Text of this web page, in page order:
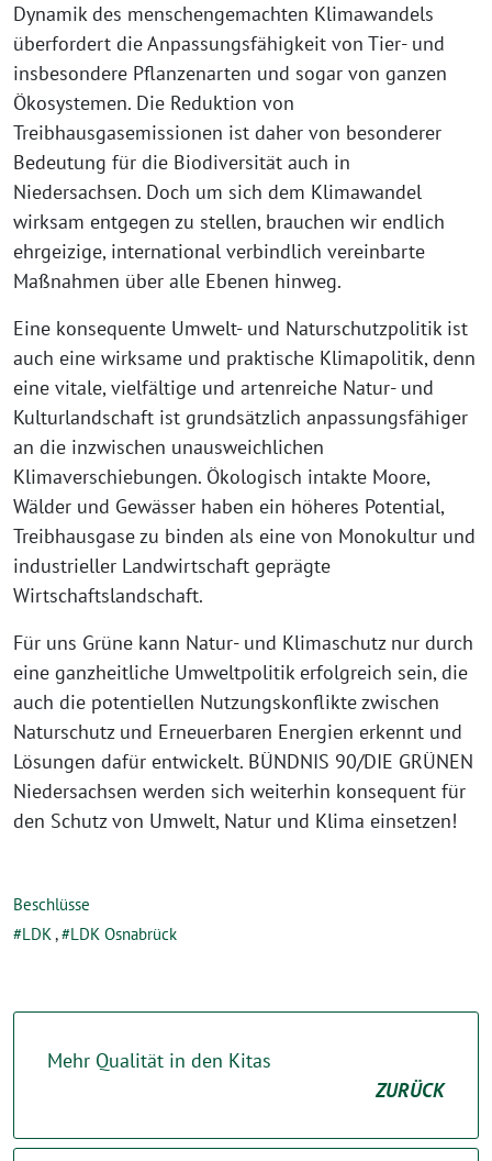
Dynamik des menschengemachten Klimawandels
überfordert die Anpassungsfähigkeit von Tier- und
insbesondere Pflanzenarten und sogar von ganzen
Ökosystemen. Die Reduktion von
Treibhausgasemissionen ist daher von besonderer
Bedeutung für die Biodiversität auch in
Niedersachsen. Doch um sich dem Klimawandel
wirksam entgegen zu stellen, brauchen wir endlich
ehrgeizige, international verbindlich vereinbarte
Maßnahmen über alle Ebenen hinweg.
Eine konsequente Umwelt- und Naturschutzpolitik ist
auch eine wirksame und praktische Klimapolitik, denn
eine vitale, vielfältige und artenreiche Natur- und
Kulturlandschaft ist grundsätzlich anpassungsfähiger
an die inzwischen unausweichlichen
Klimaverschiebungen. Ökologisch intakte Moore,
Wälder und Gewässer haben ein höheres Potential,
Treibhausgase zu binden als eine von Monokultur und
industrieller Landwirtschaft geprägte
Wirtschaftslandschaft.
Für uns Grüne kann Natur- und Klimaschutz nur durch
eine ganzheitliche Umweltpolitik erfolgreich sein, die
auch die potentiellen Nutzungskonflikte zwischen
Naturschutz und Erneuerbaren Energien erkennt und
Lösungen dafür entwickelt. BÜNDNIS 90/DIE GRÜNEN
Niedersachsen werden sich weiterhin konsequent für
den Schutz von Umwelt, Natur und Klima einsetzen!
Beschlüsse
LDK, LDK Osnabrück
Mehr Qualität in den Kitas
ZURÜCK